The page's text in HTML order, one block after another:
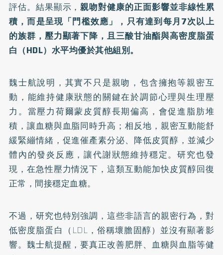
評估。結果顯示，親吻對健康的正面影響並非線性累
積，而是呈現「門檻效應」，只有達到每月7次以上
的族群，壓力顯著下降，且三酸甘油酯與高密度脂蛋
白（HDL）水平均優於其他組別。
魏士航說明，其實不只是親吻，包含擁抱等親密互
動，能維持健康狀態的關鍵在於調節心理與生理壓
力。當壓力荷爾蒙皮質醇長期偏高，會促進脂肪堆
積，讓血糖與血脂同時升高；相反地，親密互動能舒
緩緊繃情緒，促進催產素分泌、降低皮質醇，並減少
體內的發炎反應，讓代謝狀態維持穩定。研究也發
現，在急性壓力情況下，這類互動能加快皮質醇回復
正常，間接穩定血糖。
不過，研究也特別強調，這些非語言的親密行為，對
低密度脂蛋白（LDL，俗稱壞膽固醇）並沒有顯著影
響。魏士航提醒，要真正改善肥胖、血糖與血脂等健